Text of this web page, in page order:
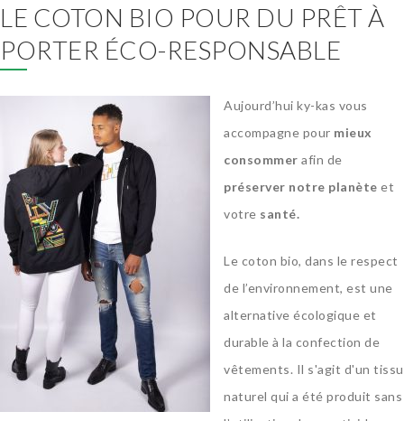
LE COTON BIO POUR DU PRÊT À
PORTER ÉCO-RESPONSABLE
Aujourd’hui ky-kas vous
accompagne pour mieux
consommer afin de
préserver notre planète et
votre santé.
Le coton bio, dans le respect
de l’environnement, est une
alternative écologique et
durable à la confection de
vêtements. Il s'agit d'un tissu
naturel qui a été produit sans